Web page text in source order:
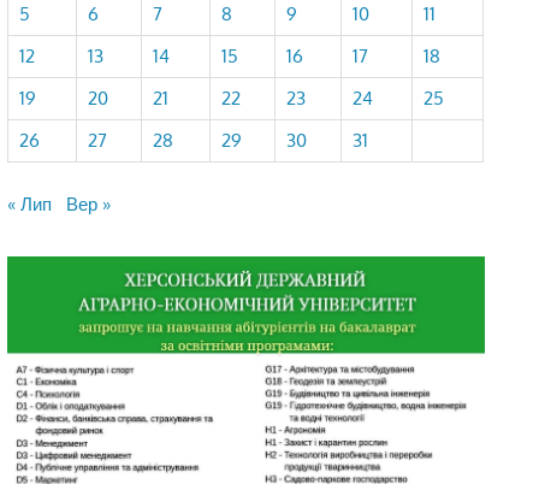
5
6 7 8 9 10
11
12
13 14 15 16 17
18
19
20 21 22 23 24
25
26
27 28 29 30 31
« Лип Вер »